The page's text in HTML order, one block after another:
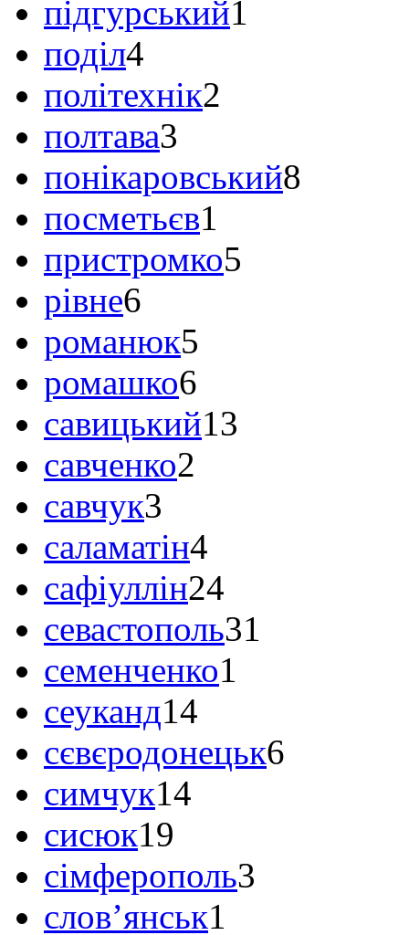
підгурський1
поділ4
політехнік2
полтава3
понікаровський8
посметьєв1
пристромко5
рівне6
романюк5
ромашко6
савицький13
савченко2
савчук3
саламатін4
сафіуллін24
севастополь31
семенченко1
сеуканд14
сєвєродонецьк6
симчук14
сисюк19
сімферополь3
слов’янськ1